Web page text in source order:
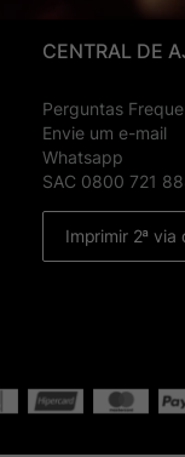
CENTRAL DE
Perguntas
Envie um e-mail
Whatsapp
SAC 0800 721
Imprimir 2ª via